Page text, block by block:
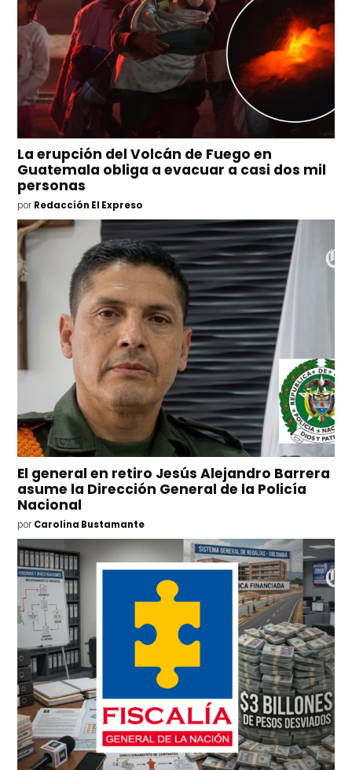
La erupción del Volcán de Fuego en
Guatemala obliga a evacuar a casi dos mil
personas
por Redacción El Expreso
El general en retiro Jesús Alejandro Barrera
asume la Dirección General de la Policía
Nacional
por Carolina Bustamante